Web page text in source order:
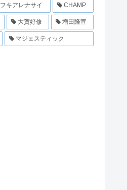
フキアレナサイ CHAMP
大賀好修 増田隆宣
マジェスティック